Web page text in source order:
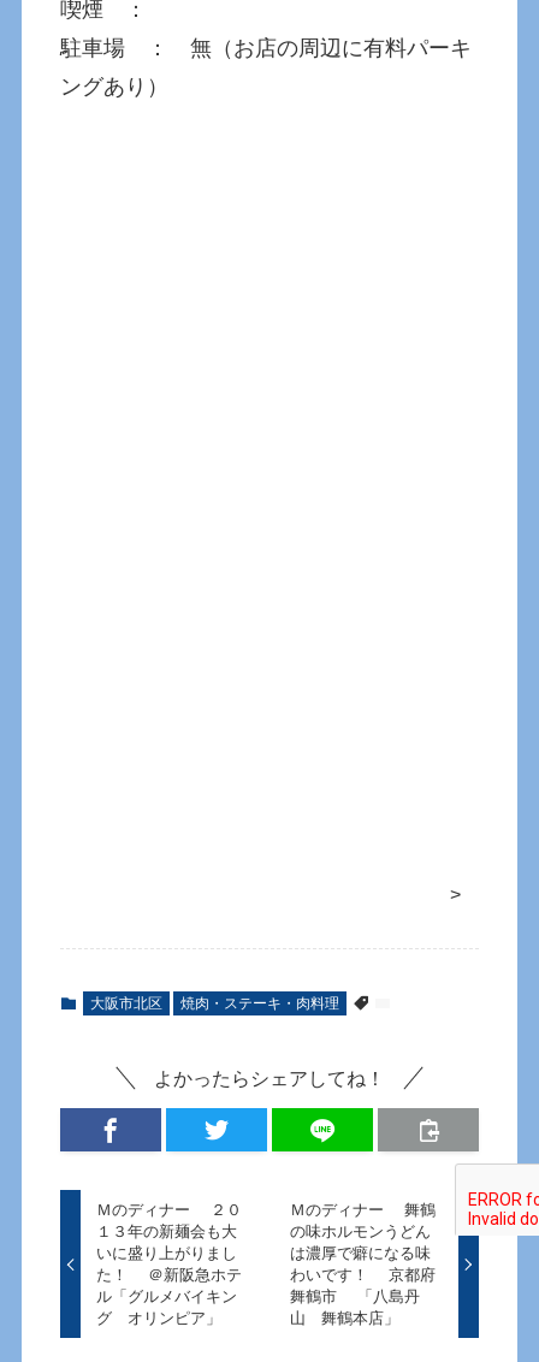
喫煙 ：
駐車場 ： 無（お店の周辺に有料パーキ
ングあり）
>
大阪市北区 焼肉・ステーキ・肉料理
よかったらシェアしてね！
Ｍのディナー ２０
１３年の新麺会も大
いに盛り上がりまし
た！ ＠新阪急ホテ
ル「グルメバイキン
グ オリンピア」
Ｍのディナー 舞鶴
の味ホルモンうどん
は濃厚で癖になる味
わいです！ 京都府
舞鶴市 「八島丹
山 舞鶴本店」